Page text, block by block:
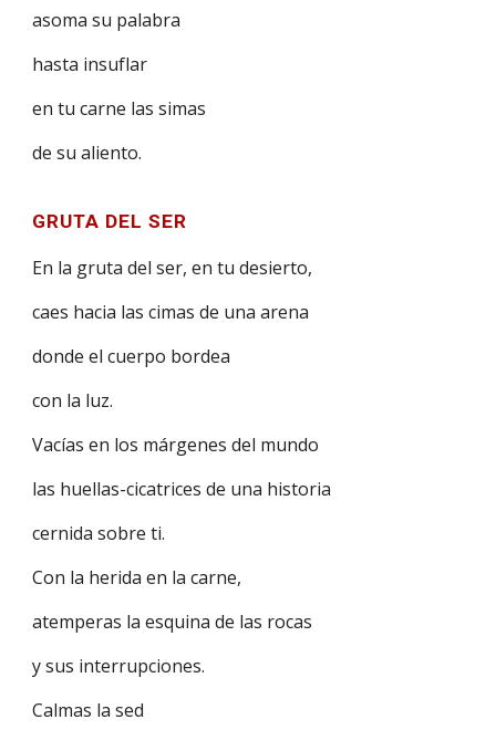
asoma su palabra
hasta insuflar
en tu carne las simas
de su aliento.
GRUTA DEL SER
En la gruta del ser, en tu desierto,
caes hacia las cimas de una arena
donde el cuerpo bordea
con la luz.
Vacías en los márgenes del mundo
las huellas-cicatrices de una historia
cernida sobre ti.
Con la herida en la carne,
atemperas la esquina de las rocas
y sus interrupciones.
Calmas la sed